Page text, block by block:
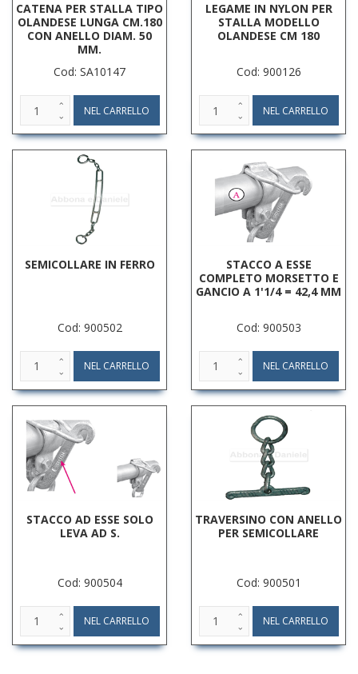
CATENA PER STALLA TIPO
OLANDESE LUNGA CM.180
CON ANELLO DIAM. 50
MM.
Cod: SA10147
LEGAME IN NYLON PER
STALLA MODELLO
OLANDESE CM 180
Cod: 900126
SEMICOLLARE IN FERRO
Cod: 900502
STACCO A ESSE
COMPLETO MORSETTO E
GANCIO A 1'1/4 = 42,4 MM
Cod: 900503
STACCO AD ESSE SOLO
LEVA AD S.
Cod: 900504
TRAVERSINO CON ANELLO
PER SEMICOLLARE
Cod: 900501